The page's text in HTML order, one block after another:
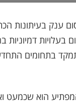
ענק בעיתונות
בתחומים
הוא שכמעט